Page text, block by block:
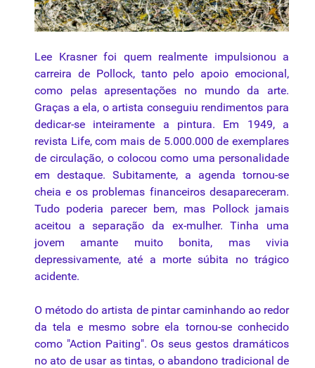
Lee Krasner foi quem realmente impulsionou a
carreira de Pollock, tanto pelo apoio emocional,
como pelas apresentações no mundo da arte.
Graças a ela, o artista conseguiu rendimentos para
dedicar-se inteiramente a pintura. Em 1949, a
revista Life, com mais de 5.000.000 de exemplares
de circulação, o colocou como uma personalidade
em destaque. Subitamente, a agenda tornou-se
cheia e os problemas financeiros desapareceram.
Tudo poderia parecer bem, mas Pollock jamais
aceitou a separação da ex-mulher. Tinha uma
jovem amante muito bonita, mas vivia
depressivamente, até a morte súbita no trágico
acidente.
O método do artista de pintar caminhando ao redor
da tela e mesmo sobre ela tornou-se conhecido
como "Action Paiting". Os seus gestos dramáticos
no ato de usar as tintas, o abandono tradicional de